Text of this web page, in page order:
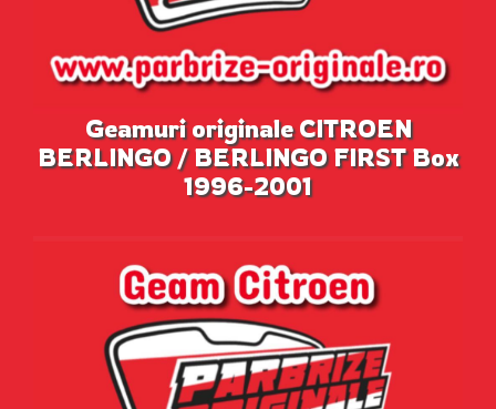
Geamuri originale CITROEN
BERLINGO / BERLINGO FIRST Box
1996-2001